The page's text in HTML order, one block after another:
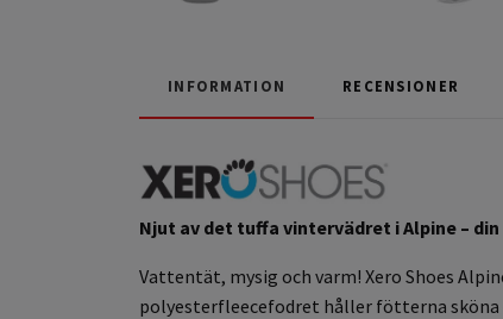
INFORMATION RECENSIONER
Njut av det tuffa vintervädret i Alpine –
Vattentät, mysig och varm! Xero Shoes
polyesterfleecefodret håller fötterna sköna